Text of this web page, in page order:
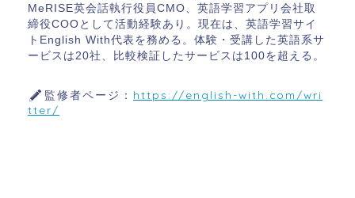
MeRISE英会話執行役員CMO、英語学習アプリ会社取
締役COOとして活動経験あり。現在は、英語学習サイ
トEnglish With代表を務める。体験・受講した英語系サ
ービスは20社、比較検証したサービスは100を超える。
監修者ページ： https://english-with.com/wri
tter/